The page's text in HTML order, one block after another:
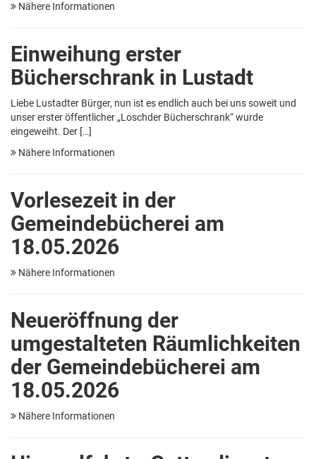
Nähere Informationen
Einweihung erster
Bücherschrank in Lustadt
Liebe Lustadter Bürger, nun ist es endlich auch bei uns soweit und
unser erster öffentlicher „Loschder Bücherschrank“ wurde
eingeweiht. Der […]
Nähere Informationen
Vorlesezeit in der
Gemeindebücherei am
18.05.2026
Nähere Informationen
Neueröffnung der
umgestalteten Räumlichkeiten
der Gemeindebücherei am
18.05.2026
Nähere Informationen